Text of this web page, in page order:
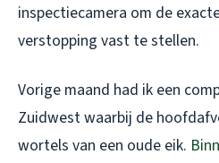
inspectiecamera om de
verstopping vast te stellen.
Vorige maand had ik een
Zuidwest waarbij de
wortels van een oude eik.